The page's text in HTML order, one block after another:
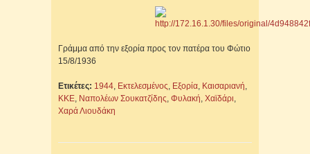
Γράμμα από την εξορία προς τον πατέρα του Φώτιο
15/8/1936
Ετικέτες: 1944, Εκτελεσμένος, Εξορία, Καισαριανή,
ΚΚΕ, Ναπολέων Σουκατζίδης, Φυλακή, Χαϊδάρι,
Χαρά Λιουδάκη